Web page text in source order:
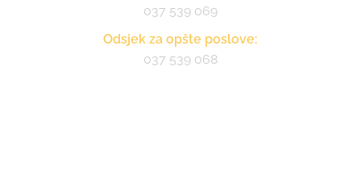
037 539 069
Odsjek za opšte poslove:
037 539 068